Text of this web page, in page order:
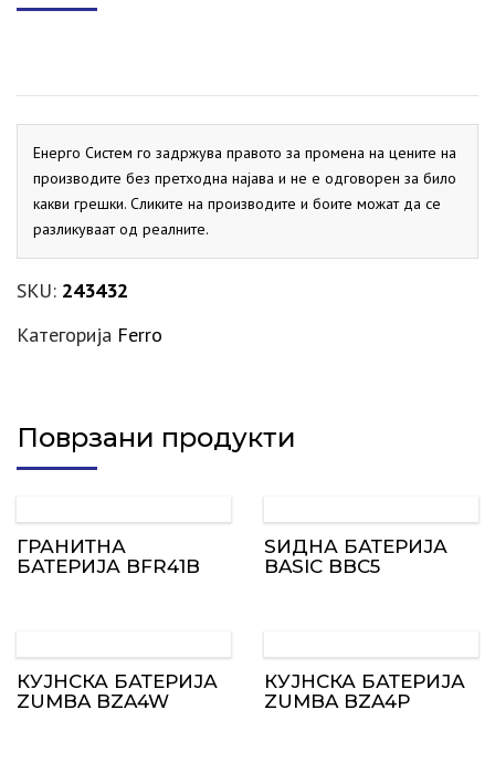
Енерго Систем го задржува правото за промена на цените на
производите без претходна најава и не е одговорен за било
какви грешки. Сликите на производите и боите можат да се
разликуваат од реалните.
SKU: 243432
Категорија Ferro
Поврзани продукти
ГРАНИТНА
БАТЕРИЈА BFR41B
ЅИДНА БАТЕРИЈА
BASIC BBC5
КУЈНСКА БАТЕРИЈА
ZUMBA BZA4W
КУЈНСКА БАТЕРИЈА
ZUMBA BZA4P